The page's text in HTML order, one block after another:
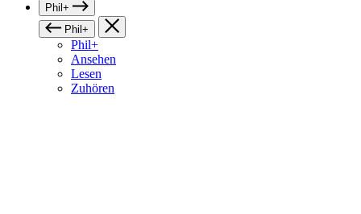
Phil+
Phil+
Phil+
Ansehen
Lesen
Zuhören